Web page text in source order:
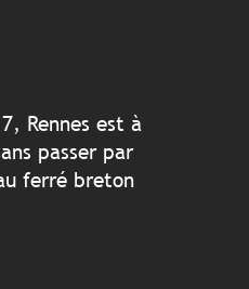
aux
Rennes est à
passer par
ferré breton